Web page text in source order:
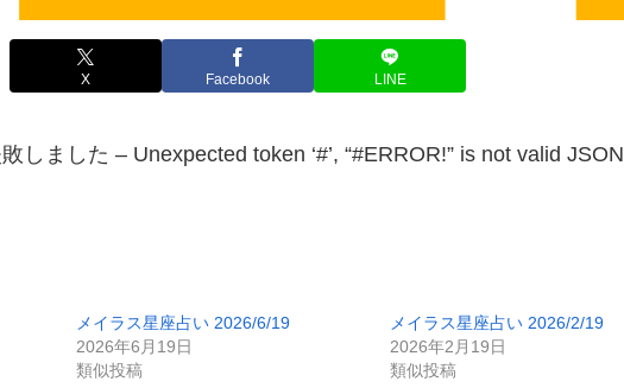
X Facebook LINE
しました – Unexpected token ‘#’, “#ERROR!” is not valid JSON
メイラス星座占い 2026/6/19
2026年6月19日
類似投稿
メイラス星座占い 2026/2/19
2026年2月19日
類似投稿